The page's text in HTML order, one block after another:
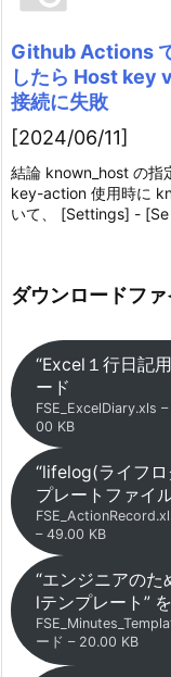
Github Actions
したら Host key
接続に失敗
[2024/06/11]
結論 known_host の
key-action 使用時に
いて、 [Settings] - [Se
ダウンロードフ
“Excel１行日記
ード
FSE_ExcelDiary.xls
00 KB
“lifelog(ライフ
プレートファイ
– 49.00 KB
“エンジニアの
lテンプレート”
ード – 20.00 KB